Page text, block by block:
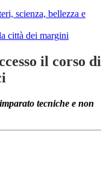
scienza, bellezza e
città dei margini
il corso di
tecniche e non